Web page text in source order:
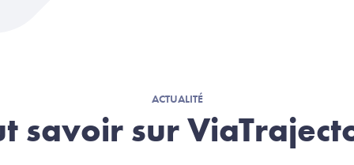
ACTUALITÉ
savoir sur